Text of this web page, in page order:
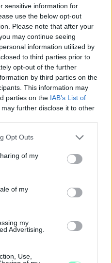
sensitive information for
use the below opt-out
Please note that after your
may continue seeing
information utilized by
to third parties prior to
opt-out of the further
by third parties on the
This information may
parties on the IAB’s List of
may further disclose it to other
uses one or more Google
behaviour. You may click to
and its third-party tags to
purposes in below Google
Opt Outs
of my
of my
my
Advertising.
Use,
A 100 EZER FORINTOS
AMIT NEM KELL KÜLÖN
részlet novemberben, utalvány